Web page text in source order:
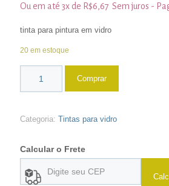
Ou em até 3x de R$6,67 Sem juros -
tinta para pintura em vidro
20 em estoque
Comprar
Categoria: Tintas para vidro
Calcular o Frete